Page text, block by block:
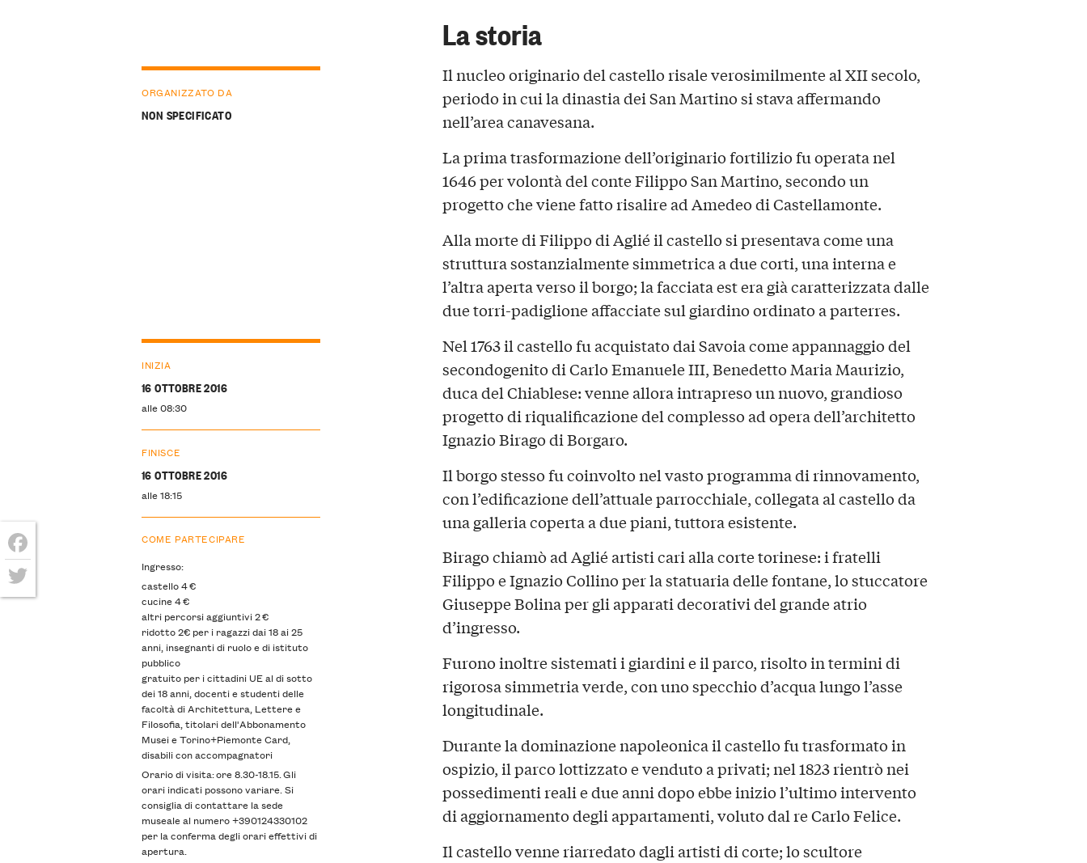
La storia
Il nucleo originario del castello risale verosimilmente al XII secolo,
periodo in cui la dinastia dei San Martino si stava affermando
nell’area canavesana.
La prima trasformazione dell’originario fortilizio fu operata nel
1646 per volontà del conte Filippo San Martino, secondo un
progetto che viene fatto risalire ad Amedeo di Castellamonte.
Alla morte di Filippo di Aglié il castello si presentava come una
struttura sostanzialmente simmetrica a due corti, una interna e
l’altra aperta verso il borgo; la facciata est era già caratterizzata dalle
due torri-padiglione affacciate sul giardino ordinato a parterres.
Nel 1763 il castello fu acquistato dai Savoia come appannaggio del
secondogenito di Carlo Emanuele III, Benedetto Maria Maurizio,
duca del Chiablese: venne allora intrapreso un nuovo, grandioso
progetto di riqualificazione del complesso ad opera dell’architetto
Ignazio Birago di Borgaro.
Il borgo stesso fu coinvolto nel vasto programma di rinnovamento,
con l’edificazione dell’attuale parrocchiale, collegata al castello da
una galleria coperta a due piani, tuttora esistente.
Birago chiamò ad Aglié artisti cari alla corte torinese: i fratelli
Filippo e Ignazio Collino per la statuaria delle fontane, lo stuccatore
Giuseppe Bolina per gli apparati decorativi del grande atrio
d’ingresso.
Furono inoltre sistemati i giardini e il parco, risolto in termini di
rigorosa simmetria verde, con uno specchio d’acqua lungo l’asse
longitudinale.
Durante la dominazione napoleonica il castello fu trasformato in
ospizio, il parco lottizzato e venduto a privati; nel 1823 rientrò nei
possedimenti reali e due anni dopo ebbe inizio l’ultimo intervento
di aggiornamento degli appartamenti, voluto dal re Carlo Felice.
Il castello venne riarredato dagli artisti di corte; lo scultore
ORGANIZZATO DA
NON SPECIFICATO
INIZIA
16 OTTOBRE 2016
alle 08:30
FINISCE
16 OTTOBRE 2016
alle 18:15
COME PARTECIPARE
Ingresso:
castello 4 €
cucine 4 €
altri percorsi aggiuntivi 2 €
ridotto 2€ per i ragazzi dai 18 ai 25
anni, insegnanti di ruolo e di istituto
pubblico
gratuito per i cittadini UE al di sotto
dei 18 anni, docenti e studenti delle
facoltà di Architettura, Lettere e
Filosofia, titolari dell'Abbonamento
Musei e Torino+Piemonte Card,
disabili con accompagnatori
Orario di visita: ore 8.30-18.15. Gli
orari indicati possono variare. Si
consiglia di contattare la sede
museale al numero +390124330102
per la conferma degli orari effettivi di
apertura.
Facebook
Twitter